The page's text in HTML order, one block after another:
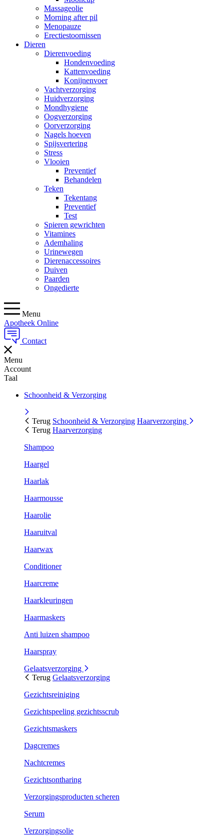
Massageolie
Morning after pil
Menopauze
Erectiestoornissen
Dieren
Dierenvoeding
Hondenvoeding
Kattenvoeding
Konijnenvoer
Vachtverzorging
Huidverzorging
Mondhygiene
Oogverzorging
Oorverzorging
Nagels hoeven
Spijsvertering
Stress
Vlooien
Preventief
Behandelen
Teken
Tekentang
Preventief
Test
Spieren gewrichten
Vitamines
Ademhaling
Urinewegen
Dierenaccessoires
Duiven
Paarden
Ongedierte
Menu
Apotheek Online
Contact
Menu
Account
Taal
Schoonheid & Verzorging
Terug Schoonheid & Verzorging Haarverzorging
Terug Haarverzorging
Shampoo
Haargel
Haarlak
Haarmousse
Haarolie
Haaruitval
Haarwax
Conditioner
Haarcreme
Haarkleuringen
Haarmaskers
Anti luizen shampoo
Haarspray
Gelaatsverzorging
Terug Gelaatsverzorging
Gezichtsreiniging
Gezichtspeeling gezichtsscrub
Gezichtsmaskers
Dagcremes
Nachtcremes
Gezichtsontharing
Verzorgingsproducten scheren
Serum
Verzorgingsolie